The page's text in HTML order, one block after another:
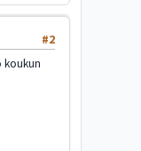
#2
koukun